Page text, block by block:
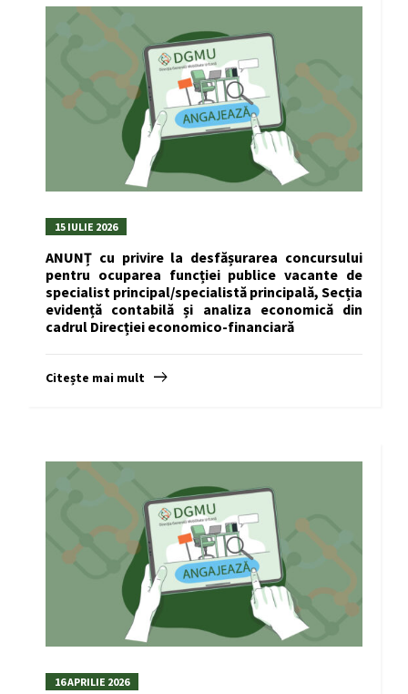
15 IULIE 2026
ANUNȚ cu privire la desfășurarea concursului
pentru ocuparea funcției publice vacante de
specialist principal/specialistă principală, Secția
evidență contabilă și analiza economică din
cadrul Direcției economico-financiară
Citește mai mult
16 APRILIE 2026